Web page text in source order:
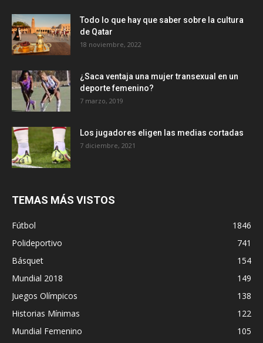
Todo lo que hay que saber sobre la cultura
de Qatar
18 noviembre, 2022
¿Saca ventaja una mujer transexual en un
deporte femenino?
7 marzo, 2019
Los jugadores eligen las medias cortadas
7 diciembre, 2021
TEMAS MÁS VISTOS
Fútbol
1846
Polideportivo
741
Básquet
154
Mundial 2018
149
Juegos Olímpicos
138
Historias Mínimas
122
Mundial Femenino
105